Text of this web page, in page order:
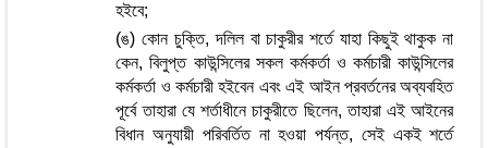
হইবে;
(ঙ) কোন চুক্তি, দলিল বা চাকুরীর শর্তে যাহা কিছুই থাকুক না
কেন, বিলুপ্ত কাউন্সিলের সকল কর্মকর্তা ও কর্মচারী কাউন্সিলের
কর্মকর্তা ও কর্মচারী হইবেন এবং এই আইন প্রবর্তনের অব্যবহিত
পূর্বে তাহারা যে শর্তাধীনে চাকুরীতে ছিলেন, তাহারা এই আইনের
বিধান অনুযায়ী পরিবর্তিত না হওয়া পর্যন্ত, সেই একই শর্তে